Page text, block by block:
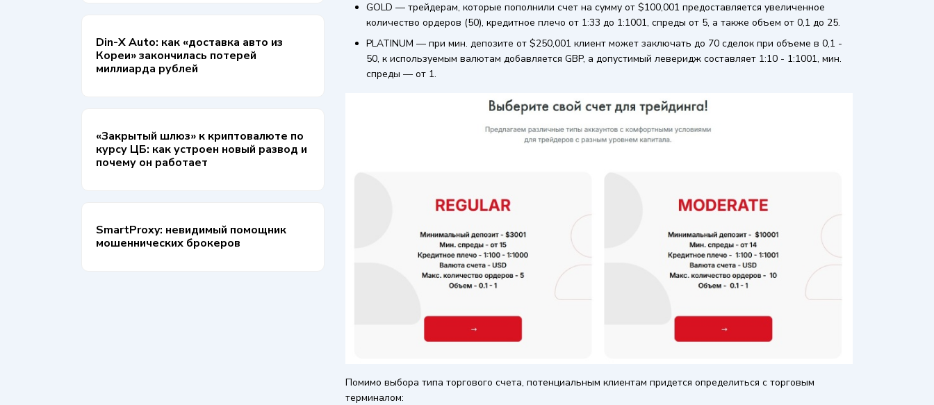
Din-X Auto: как «доставка авто из
Кореи» закончилась потерей
миллиарда рублей
«Закрытый шлюз» к криптовалюте по
курсу ЦБ: как устроен новый развод и
почему он работает
SmartProxy: невидимый помощник
мошеннических брокеров
GOLD — трейдерам, которые пополнили счет на сумму от $100,001 предоставляется увеличенное
количество ордеров (50), кредитное плечо от 1:33 до 1:1001, спреды от 5, а также объем от 0,1 до 25.
PLATINUM — при мин. депозите от $250,001 клиент может заключать до 70 сделок при объеме в 0,1 -
50, к используемым валютам добавляется GBP, а допустимый леверидж составляет 1:10 - 1:1001, мин.
спреды — от 1.
Помимо выбора типа торгового счета, потенциальным клиентам придется определиться с торговым
терминалом: